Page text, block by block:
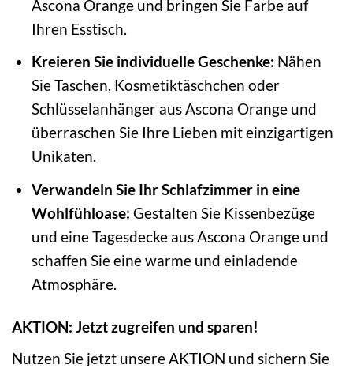
Ascona Orange und bringen Sie Farbe auf
Ihren Esstisch.
Kreieren Sie individuelle Geschenke: Nähen
Sie Taschen, Kosmetiktäschchen oder
Schlüsselanhänger aus Ascona Orange und
überraschen Sie Ihre Lieben mit einzigartigen
Unikaten.
Verwandeln Sie Ihr Schlafzimmer in eine
Wohlfühloase: Gestalten Sie Kissenbezüge
und eine Tagesdecke aus Ascona Orange und
schaffen Sie eine warme und einladende
Atmosphäre.
AKTION: Jetzt zugreifen und sparen!
Nutzen Sie jetzt unsere AKTION und sichern Sie